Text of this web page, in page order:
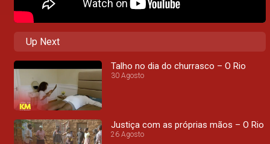
Up Next
Talho no dia do churrasco – O Rio
30 Agosto
Justiça com as próprias mãos – O Rio
26 Agosto